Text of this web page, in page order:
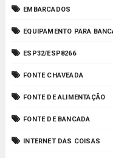
EMBARCADOS
EQUIPAMENTO PARA
ESP32/ESP8266
FONTE CHAVEADA
FONTE DE ALIMENTAÇÃO
FONTE DE BANCADA
INTERNET DAS COISAS